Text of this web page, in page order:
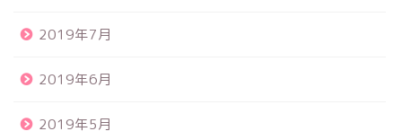
2019年7月
2019年6月
2019年5月